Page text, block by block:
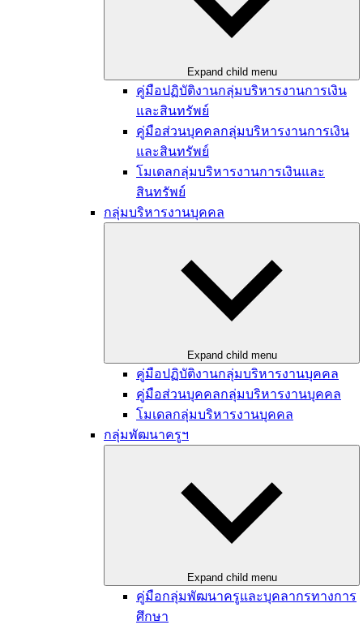
Expand child menu
คู่มือปฏิบัติงานกลุ่มบริหารงานการเงิน
และสินทรัพย์
คู่มือส่วนบุคคลกลุ่มบริหารงานการเงิน
และสินทรัพย์
โมเดลกลุ่มบริหารงานการเงินและ
สินทรัพย์
กลุ่มบริหารงานบุคคล
Expand child menu
คู่มือปฏิบัติงานกลุ่มบริหารงานบุคคล
คู่มือส่วนบุคคลกลุ่มบริหารงานบุคคล
โมเดลกลุ่มบริหารงานบุคคล
กลุ่มพัฒนาครูฯ
Expand child menu
คู่มือกลุ่มพัฒนาครูและบุคลากรทางการ
ศึกษา